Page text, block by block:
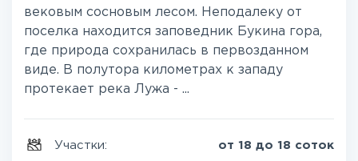
вековым сосновым лесом. Неподалеку от
поселка находится заповедник Букина гора,
где природа сохранилась в первозданном
виде. В полутора километрах к западу
протекает река Лужа - ...
Участки: от 18 до 18 соток